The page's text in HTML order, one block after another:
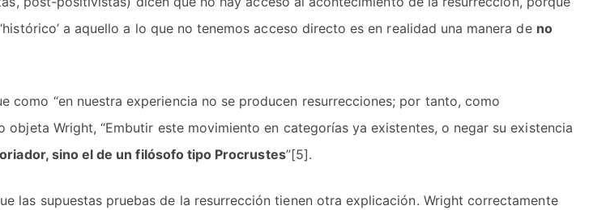
a aquello a lo que no tenemos acceso directo es en realidad una manera de no
como “en nuestra experiencia no se producen resurrecciones; por tanto, como
Wright, “Embutir este movimiento en categorías ya existentes, o negar su existencia
sino el de un filósofo tipo Procrustes”[5].
las supuestas pruebas de la resurrección tienen otra explicación. Wright correctamente